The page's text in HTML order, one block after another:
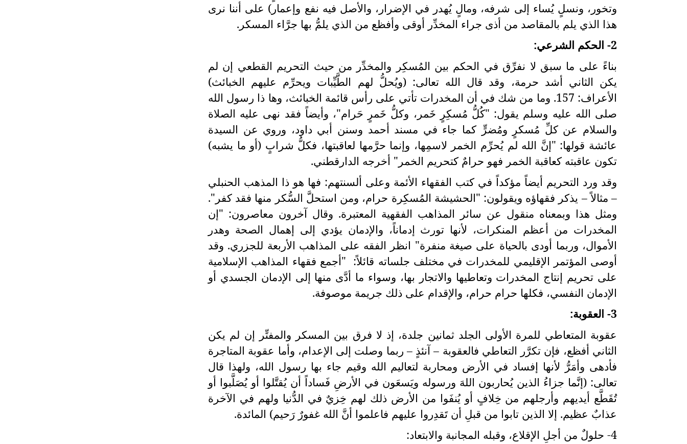
وتخور، ونسلٍ يُساء إلى شرفه، ومالٍ يُهدر في الإضرار، والأصل فيه نفع وإعمار) على أننا نرى
هذا الذي يلم بالمقاصد من أذى جراء المخدِّر أوقى وأفظع من الذي يلمُّ بها جرَّاء المسكر.
2- الحكم الشرعي:
بناءً على ما سبق لا نفرِّق في الحكم بين المُسكِر والمخدِّر من حيث التحريم القطعي إن لم
يكن الثاني أشد حرمة، وقد قال الله تعالى: (ويُحلُّ لهم الطَّيِّبات ويحرِّم عليهم الخبائث)
الأعراف: 157. وما من شك في أن المخدرات تأتي على رأس قائمة الخبائث، وها ذا رسول الله
صلى الله عليه وسلم يقول: "كُلُّ مُسكِرٍ خَمر، وكلُّ خَمرٍ حَرام"، وأيضاً فقد نهى عليه الصلاة
والسلام عن كلِّ مُسكرٍ ومُضرٍّ كما جاء في مسند أحمد وسنن أبي داود، وروي عن السيدة
عائشة قولها: "إنَّ الله لم يُحرِّم الخمر لاسمِها، وإنما حرَّمها لعاقبتها، فكلُّ شرابٍ (أو ما يشبه)
تكون عاقبته كعاقبة الخمر فهو حرامٌ كتحريم الخمر" أخرجه الدارقطني.
وقد ورد التحريم أيضاً مؤكداً في كتب الفقهاء الأئمة وعلى ألسنتهم: فها هو ذا المذهب الحنبلي
– مثالاً – يذكر فقهاؤه ويقولون: "الحشيشة المُسكِرة حرام، ومن استحلَّ السُّكر منها فقد كفر".
ومثل هذا وبمعناه منقول عن سائر المذاهب الفقهية المعتبرة. وقال آخرون معاصرون: "إن
المخدرات من أعظم المنكرات، لأنها تورث إدماناً، والإدمان يؤدي إلى إهمال الصحة وهدر
الأموال، وربما أودى بالحياة على صيغة منفرة" انظر الفقه على المذاهب الأربعة للجزري. وقد
أوصى المؤتمر الإقليمي للمخدرات في مختلف جلساته قائلاً: "أجمع فقهاء المذاهب الإسلامية
على تحريم إنتاج المخدرات وتعاطيها والاتجار بها، وسواء ما أدَّى منها إلى الإدمان الجسدي أو
الإدمان النفسي، فكلها حرام حرام، والإقدام على ذلك جريمة موصوفة.
3- العقوبة:
عقوبة المتعاطي للمرة الأولى الجلد ثمانين جلدة، إذ لا فرق بين المسكر والمفتِّر إن لم يكن
الثاني أفظع، فإن تكرَّر التعاطي فالعقوبة – آنئذٍ – ربما وصلت إلى الإعدام، وأما عقوبة المتاجرة
فأدهى وأمَرُّ لأنها إفساد في الأرض ومحاربة لتعاليم الله وقيم جاء بها رسول الله، ولهذا قال
تعالى: (إنَّما جزاءُ الذين يُحاربون اللهَ ورسوله ويَسعَون في الأرضِ فَساداً أن يُقتَّلوا أو يُصَلَّبوا أو
تُقَطَّع أيديهم وأرجلهم من خِلافٍ أو يُنفَوا من الأرض ذلك لهم خِزيٌ في الدُّنيا ولهم في الآخرة
عذابٌ عظيم. إلا الذين تابوا من قبلِ أن تَقدِروا عليهم فاعلموا أنَّ الله غفورٌ رَحيم) المائدة.
4- حلولٌ من أجلِ الإقلاع، وقبله المجانبة والابتعاد: